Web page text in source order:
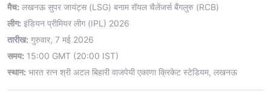
मैच: लखनऊ सुपर जायंट्स (LSG) बनाम रॉयल चैलेंजर्स बैंगलुरु (RCB)
लीग: इंडियन प्रीमियर लीग (IPL) 2026
तारीख: गुरुवार, 7 मई 2026
समय: 15:00 GMT (20:00 IST)
स्थान: भारत रत्न श्री अटल बिहारी वाजपेयी एकाणा क्रिकेट स्टेडियम, लखनऊ